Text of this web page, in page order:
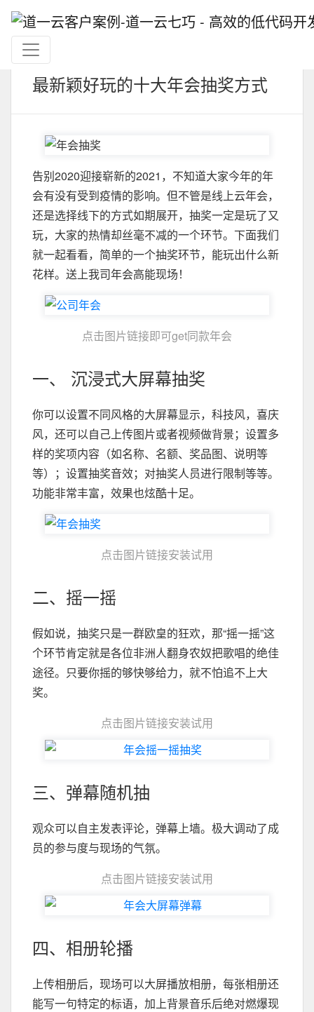
最新颖好玩的十大年会抽奖方式
告别2020迎接崭新的2021，不知道大家今年的年
会有没有受到疫情的影响。但不管是线上云年会，
还是选择线下的方式如期展开，抽奖一定是玩了又
玩，大家的热情却丝毫不减的一个环节。下面我们
就一起看看，简单的一个抽奖环节，能玩出什么新
花样。送上我司年会高能现场！
点击图片链接即可get同款年会
一、 沉浸式大屏幕抽奖
你可以设置不同风格的大屏幕显示，科技风，喜庆
风，还可以自己上传图片或者视频做背景；设置多
样的奖项内容（如名称、名额、奖品图、说明等
等）；设置抽奖音效；对抽奖人员进行限制等等。
功能非常丰富，效果也炫酷十足。
点击图片链接安装试用
二、摇一摇
假如说，抽奖只是一群欧皇的狂欢，那“摇一摇”这
个环节肯定就是各位非洲人翻身农奴把歌唱的绝佳
途径。只要你摇的够快够给力，就不怕追不上大
奖。
点击图片链接安装试用
三、弹幕随机抽
观众可以自主发表评论，弹幕上墙。极大调动了成
员的参与度与现场的气氛。
点击图片链接安装试用
四、相册轮播
上传相册后，现场可以大屏播放相册，每张相册还
能写一句特定的标语，加上背景音乐后绝对燃爆现